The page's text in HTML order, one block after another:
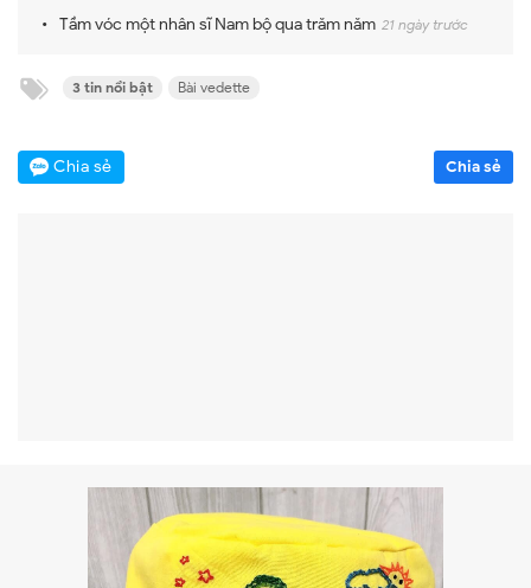
Tầm vóc một nhân sĩ Nam bộ qua trăm năm 21 ngày trước
3 tin nổi bật Bài vedette
Chia sẻ Chia sẻ